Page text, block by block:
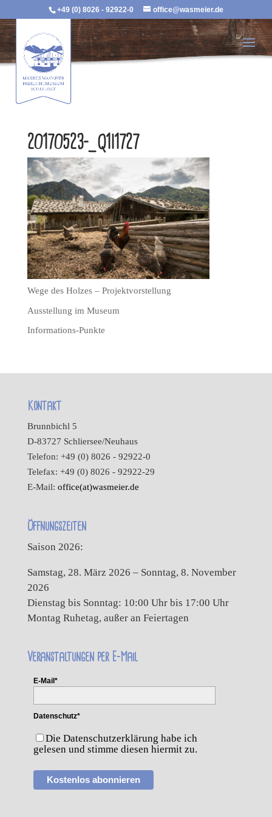
+49 (0) 8026 - 92922-0 office@wasmeier.de
20170523-_Q1I1727
Wege des Holzes – Projektvorstellung
Ausstellung im Museum
Informations-Punkte
Kontakt
Brunnbichl 5
D-83727 Schliersee/Neuhaus
Telefon: +49 (0) 8026 - 92922-0
Telefax: +49 (0) 8026 - 92922-29
E-Mail: office(at)wasmeier.de
Öffnungszeiten
Saison 2026:
Samstag, 28. März 2026 – Sonntag, 8. November
2026
Dienstag bis Sonntag: 10:00 Uhr bis 17:00 Uhr
Montag Ruhetag, außer an Feiertagen
Veranstaltungen per E-Mail
E-Mail*
Datenschutz*
Die Datenschutzerklärung habe ich
gelesen und stimme diesen hiermit zu.
Kostenlos abonnieren